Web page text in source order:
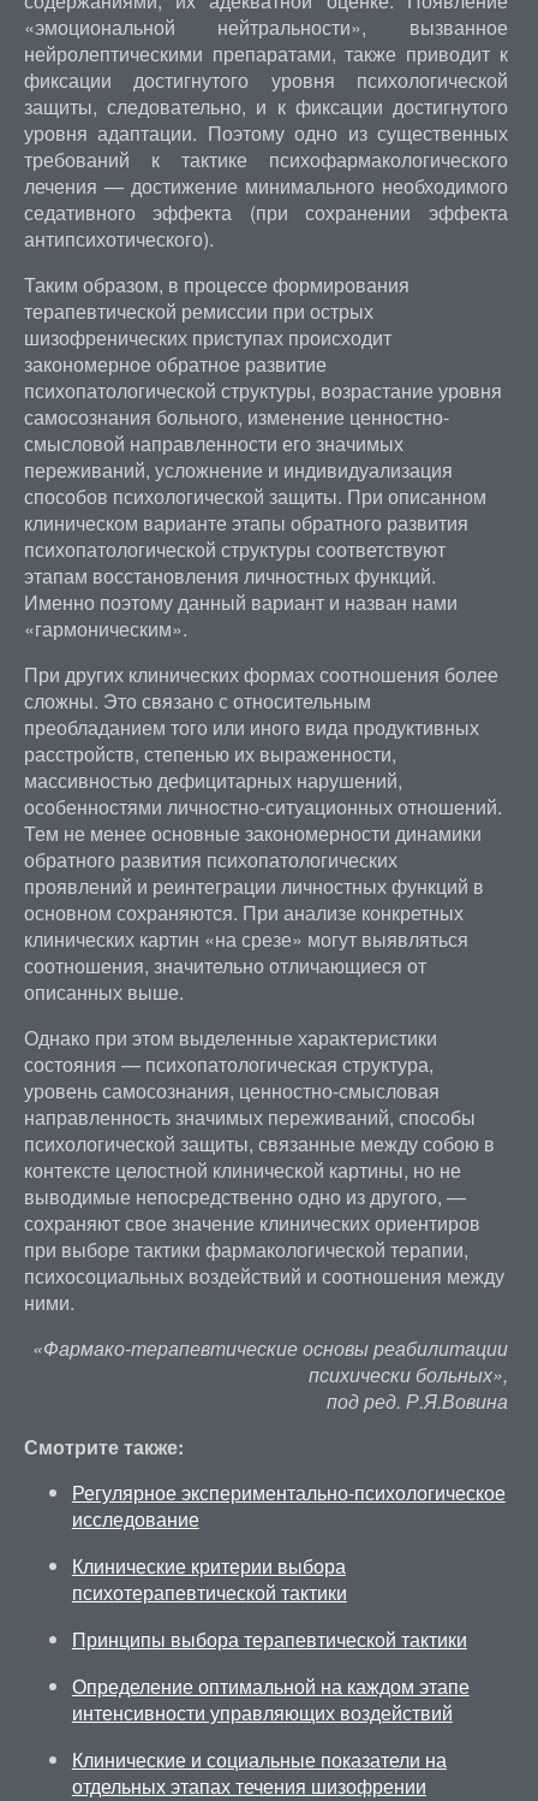
«эмоциональной нейтральности», вызванное
нейролептическими препаратами, также приводит к
фиксации достигнутого уровня психологической
защиты, следовательно, и к фиксации достигнутого
уровня адаптации. Поэтому одно из существенных
требований к тактике психофармакологического
лечения — достижение минимального необходимого
седативного эффекта (при сохранении эффекта
антипсихотического).
Таким образом, в процессе формирования
терапевтической ремиссии при острых
шизофренических приступах происходит
закономерное обратное развитие
психопатологической структуры, возрастание уровня
самосознания больного, изменение ценностно-
смысловой направленности его значимых
переживаний, усложнение и индивидуализация
способов психологической защиты. При описанном
клиническом варианте этапы обратного развития
психопатологической структуры соответствуют
этапам восстановления личностных функций.
Именно поэтому данный вариант и назван нами
«гармоническим».
При других клинических формах соотношения более
сложны. Это связано с относительным
преобладанием того или иного вида продуктивных
расстройств, степенью их выраженности,
массивностью дефицитарных нарушений,
особенностями личностно-ситуационных отношений.
Тем не менее основные закономерности динамики
обратного развития психопатологических
проявлений и реинтеграции личностных функций в
основном сохраняются. При анализе конкретных
клинических картин «на срезе» могут выявляться
соотношения, значительно отличающиеся от
описанных выше.
Однако при этом выделенные характеристики
состояния — психопатологическая структура,
уровень самосознания, ценностно-смысловая
направленность значимых переживаний, способы
психологической защиты, связанные между собою в
контексте целостной клинической картины, но не
выводимые непосредственно одно из другого, —
сохраняют свое значение клинических ориентиров
при выборе тактики фармакологической терапии,
психосоциальных воздействий и соотношения между
ними.
«Фармако-терапевтические основы реабилитации
психически больных»,
под ред. Р.Я.Вовина
Смотрите также:
Регулярное экспериментально-психологическое
исследование
Клинические критерии выбора
психотерапевтической тактики
Принципы выбора терапевтической тактики
Определение оптимальной на каждом этапе
интенсивности управляющих воздействий
Клинические и социальные показатели на
отдельных этапах течения шизофрении